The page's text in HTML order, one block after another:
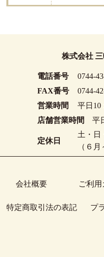
株式会社
電話番号
0744-
FAX番号
0744-
営業時間
平日10
店舗営業時間
平
定休日
土・日
（６
会社概要 ご利用
特定商取引法の表記 プ